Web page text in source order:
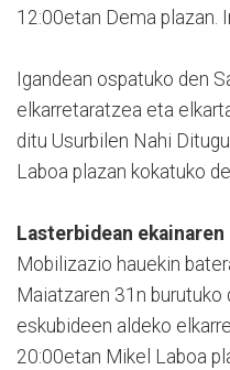
12:00etan Dema plazan.
Igandean ospatuko den
elkarretaratzea eta
ditu Usurbilen Nahi
Laboa plazan kokatuko
Lasterbidean ekainaren
Mobilizazio hauekin
Maiatzaren 31n
eskubideen aldeko
20:00etan Mikel Laboa